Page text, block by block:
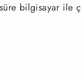
bilgisayar